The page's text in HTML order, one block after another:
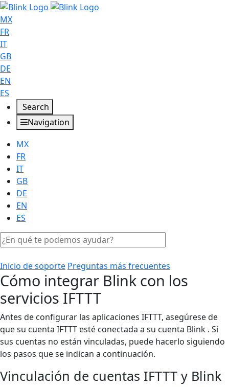
MX
FR
IT
GB
DE
EN
ES
Search
Navigation
MX
FR
IT
GB
DE
EN
ES
Inicio de soporte Preguntas más frecuentes
Cómo integrar Blink con los
servicios IFTTT
Antes de configurar las aplicaciones IFTTT, asegúrese de
que su cuenta IFTTT esté conectada a su cuenta Blink . Si
sus cuentas no están vinculadas, puede hacerlo siguiendo
los pasos que se indican a continuación.
Vinculación de cuentas IFTTT y Blink